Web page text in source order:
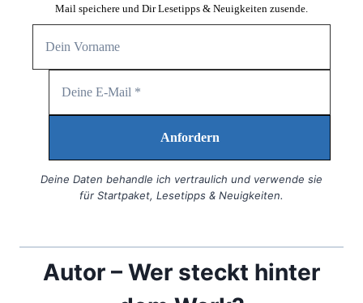
Mail speichere und Dir Lesetipps & Neuigkeiten zusende.
Deine Daten behandle ich vertraulich und verwende sie
für Startpaket, Lesetipps & Neuigkeiten.
Autor – Wer steckt hinter